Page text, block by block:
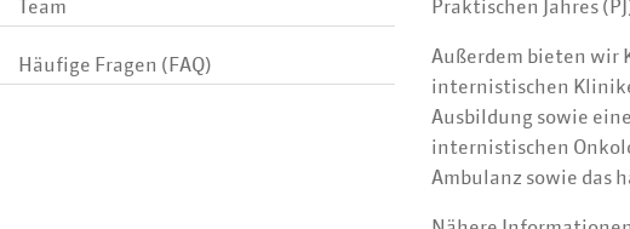
Team
Häufige Fragen (FAQ)
Praktischen Jahres
Außerdem bieten wir
internistischen
Ausbildung sowie
internistischen
Ambulanz sowie das